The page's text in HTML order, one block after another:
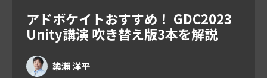
アドボケイトおすすめ！ GDC2023
Unity講演 吹き替え版3本を解説
𥱋瀨 洋平